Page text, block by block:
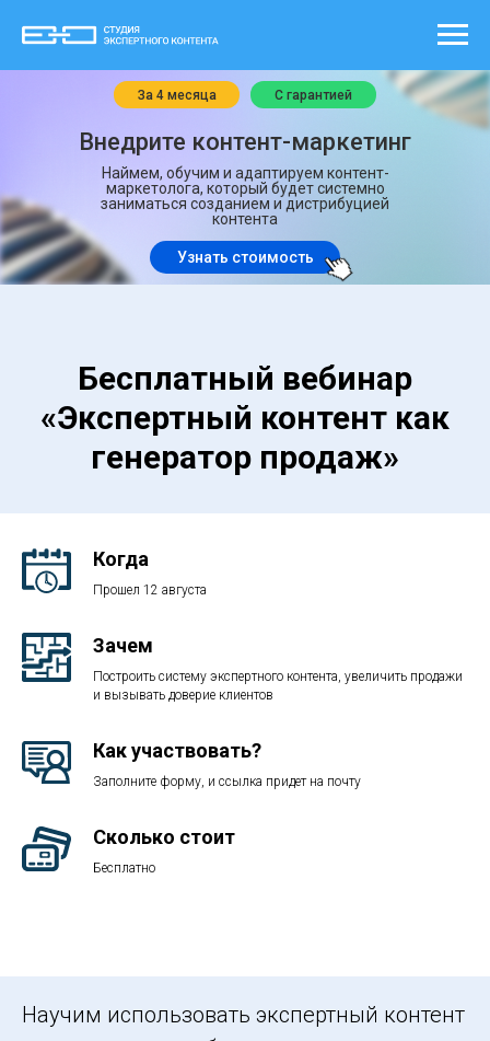
За 4 месяца С гарантией
Внедрите контент-маркетинг
Наймем, обучим и адаптируем контент-
маркетолога, который будет системно
заниматься созданием и дистрибуцией
контента
Узнать стоимость
Бесплатный вебинар
«Экспертный контент как
генератор продаж»
Когда
Прошел 12 августа
Зачем
Построить систему экспертного контента, увеличить продажи
и вызывать доверие клиентов
Как участвовать?
Заполните форму, и ссылка придет на почту
Сколько стоит
Бесплатно
Научим использовать экспертный контент